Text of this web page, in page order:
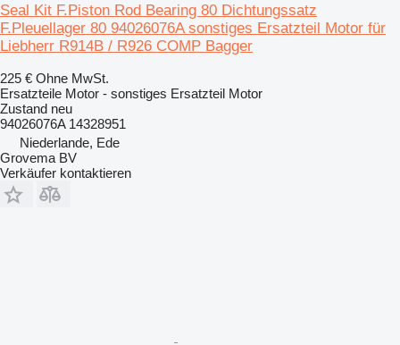
Seal Kit F.Piston Rod Bearing 80 Dichtungssatz
F.Pleuellager 80 94026076A sonstiges Ersatzteil Motor für
Liebherr R914B / R926 COMP Bagger
225 € Ohne MwSt.
Ersatzteile Motor - sonstiges Ersatzteil Motor
Zustand neu
94026076A 14328951
Niederlande, Ede
Grovema BV
Verkäufer kontaktieren